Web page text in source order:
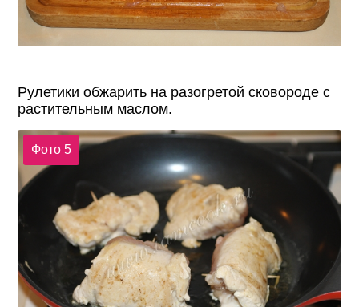
Рулетики обжарить на разогретой сковороде с
растительным маслом.
Фото 5